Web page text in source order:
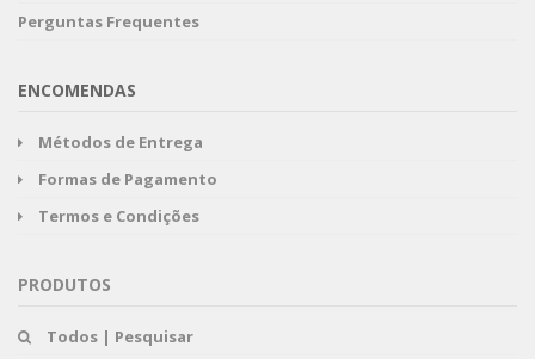
Perguntas Frequentes
ENCOMENDAS
Métodos de Entrega
Formas de Pagamento
Termos e Condições
PRODUTOS
Todos | Pesquisar